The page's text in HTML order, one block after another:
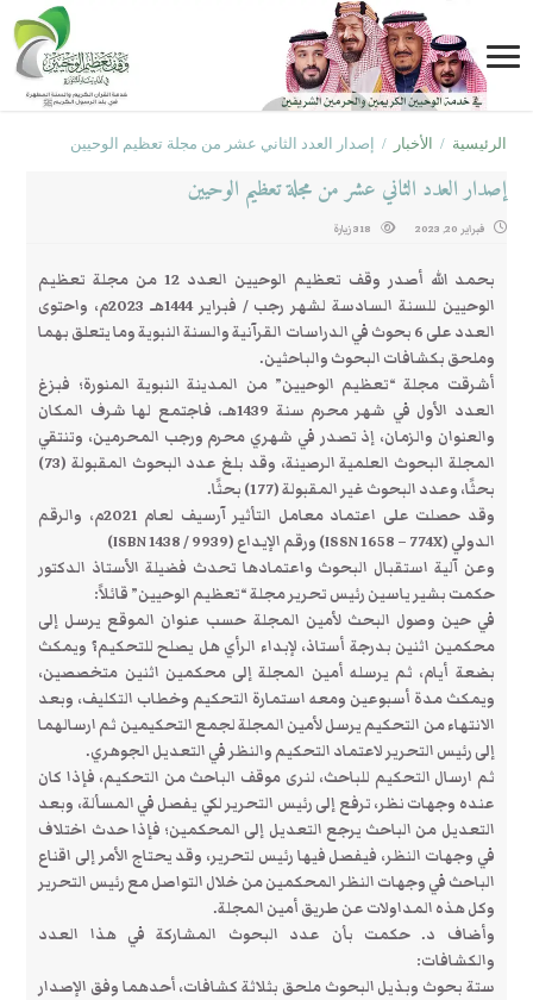
الرئيسية / الأخبار / إصدار العدد الثاني عشر من مجلة تعظيم الوحيين
إصدار العدد الثاني عشر من مجلة تعظيم الوحيين
فبراير 20, 2023 318 زيارة
بحمد الله أصدر وقف تعظيم الوحيين العدد 12 من مجلة تعظيم
الوحيين للسنة السادسة لشهر رجب / فبراير 1444هـ 2023م، واحتوى
العدد على 6 بحوث في الدراسات القرآنية والسنة النبوية وما يتعلق بهما
وملحق بكشافات البحوث والباحثين.
أشرقت مجلة “تعظيم الوحيين” من المدينة النبوية المنورة؛ فبزغ
العدد الأول في شهر محرم سنة 1439هـ، فاجتمع لها شرف المكان
والعنوان والزمان، إذ تصدر في شهري محرم ورجب المحرمين، وتنتقي
المجلة البحوث العلمية الرصينة، وقد بلغ عدد البحوث المقبولة (73)
بحثًا، وعدد البحوث غير المقبولة (177) بحثًا.
وقد حصلت على اعتماد معامل التأثير آرسيف لعام 2021م، والرقم
الدولي (ISSN 1658 – 774X) ورقم الإيداع (ISBN 1438 / 9939)
وعن آلية استقبال البحوث واعتمادها تحدث فضيلة الأستاذ الدكتور
حكمت بشير ياسين رئيس تحرير مجلة “تعظيم الوحيين” قائلاً:
في حين وصول البحث لأمين المجلة حسب عنوان الموقع يرسل إلى
محكمين اثنين بدرجة أستاذ، لإبداء الرأي هل يصلح للتحكيم؟ ويمكث
بضعة أيام، ثم يرسله أمين المجلة إلى محكمين اثنين متخصصين،
ويمكث مدة أسبوعين ومعه استمارة التحكيم وخطاب التكليف، وبعد
الانتهاء من التحكيم يرسل لأمين المجلة لجمع التحكيمين ثم ارسالهما
إلى رئيس التحرير لاعتماد التحكيم والنظر في التعديل الجوهري.
ثم ارسال التحكيم للباحث، لنرى موقف الباحث من التحكيم، فإذا كان
عنده وجهات نظر، ترفع إلى رئيس التحرير لكي يفصل في المسألة، وبعد
التعديل من الباحث يرجع التعديل إلى المحكمين؛ فإذا حدث اختلاف
في وجهات النظر، فيفصل فيها رئيس لتحرير، وقد يحتاج الأمر إلى اقناع
الباحث في وجهات النظر المحكمين من خلال التواصل مع رئيس التحرير
وكل هذه المداولات عن طريق أمين المجلة.
وأضاف د. حكمت بأن عدد البحوث المشاركة في هذا العدد
والكشافات:
ستة بحوث وبذيل البحوث ملحق بثلاثة كشافات، أحدهما وفق الإصدار